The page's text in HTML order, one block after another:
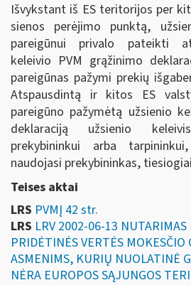
Išvykstant iš ES teritorijos per
sienos perėjimo punktą,
pareigūnui privalo pateikti
keleivio PVM grąžinimo
pareigūnas pažymi prekių
Atspausdintą ir kitos ES
pareigūno pažymėtą užsienio
deklaraciją užsienio
prekybininkui arba
naudojasi prekybininkas,
Teises aktai
LRS PVMĮ 42 str.
LRS LRV 2002-06-13 NUTARIMAS
PRIDĖTINĖS VERTĖS
ASMENIMS, KURIŲ NUOLATINĖ
NĖRA EUROPOS SĄJUNGOS